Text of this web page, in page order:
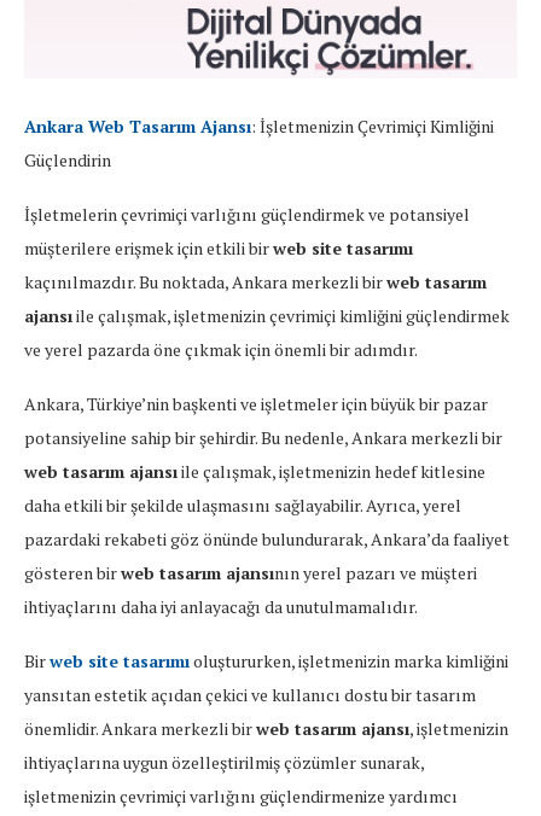
Ankara Web Tasarım Ajansı: İşletmenizin Çevrimiçi Kimliğini
Güçlendirin
İşletmelerin çevrimiçi varlığını güçlendirmek ve potansiyel
müşterilere erişmek için etkili birweb site tasarımı
kaçınılmazdır. Bu noktada, Ankara merkezli birweb tasarım
ajansıile çalışmak, işletmenizin çevrimiçi kimliğini güçlendirmek
ve yerel pazarda öne çıkmak için önemli bir adımdır.
Ankara, Türkiye’nin başkenti ve işletmeler için büyük bir pazar
potansiyeline sahip bir şehirdir. Bu nedenle, Ankara merkezli bir
web tasarım ajansıile çalışmak, işletmenizin hedef kitlesine
daha etkili bir şekilde ulaşmasını sağlayabilir. Ayrıca, yerel
pazardaki rekabeti göz önünde bulundurarak, Ankara’da faaliyet
gösteren birweb tasarım ajansının yerel pazarı ve müşteri
ihtiyaçlarını daha iyi anlayacağı da unutulmamalıdır.
Birweb site tasarımıoluştururken, işletmenizin marka kimliğini
yansıtan estetik açıdan çekici ve kullanıcı dostu bir tasarım
önemlidir. Ankara merkezli birweb tasarım ajansı, işletmenizin
ihtiyaçlarına uygun özelleştirilmiş çözümler sunarak,
işletmenizin çevrimiçi varlığını güçlendirmenize yardımcı